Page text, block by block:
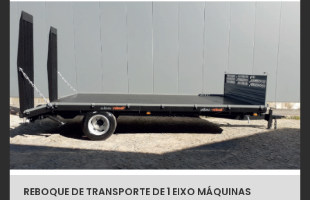
REBOQUE DE TRANSPORTE DE 1 EIXO MÁQUINAS